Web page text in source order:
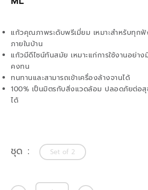
แก้วคุณภาพระดับพรีเมี่ยม เหมาะสำหรับทุกฟั
ภายในบ้าน
แก้วมีดีไซน์ทันสมัย เหมาะแก่การใช้งานอย่า
คงทน
ทนทานและสามารถเข้าเครื่องล้างจานได้
100% เป็นมิตรกับสิ่งแวดล้อม ปลอดภัยต่อสุ
ได้
ชุด Set of 2